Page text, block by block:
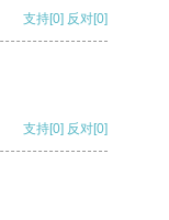
支持[0] 反对[0]
支持[0] 反对[0]